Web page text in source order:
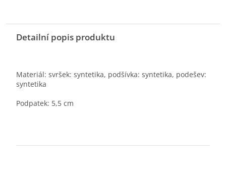
Detailní popis produktu
Materiál: svršek: syntetika, podšívka: syntetika, podešev:
syntetika
Podpatek: 5,5 cm